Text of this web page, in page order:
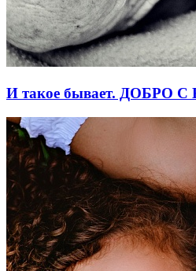
И такое бывает. ДОБРО